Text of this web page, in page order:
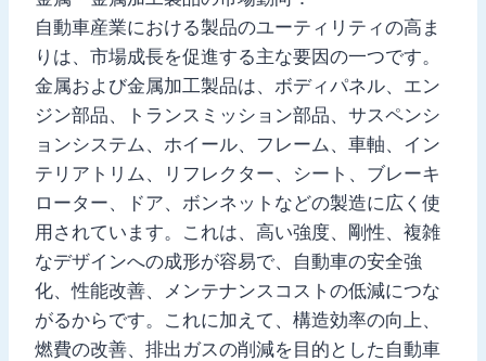
自動車産業における製品のユーティリティの高ま
りは、市場成長を促進する主な要因の一つです。
金属および金属加工製品は、ボディパネル、エン
ジン部品、トランスミッション部品、サスペンシ
ョンシステム、ホイール、フレーム、車軸、イン
テリアトリム、リフレクター、シート、ブレーキ
ローター、ドア、ボンネットなどの製造に広く使
用されています。これは、高い強度、剛性、複雑
なデザインへの成形が容易で、自動車の安全強
化、性能改善、メンテナンスコストの低減につな
がるからです。これに加えて、構造効率の向上、
燃費の改善、排出ガスの削減を目的とした自動車